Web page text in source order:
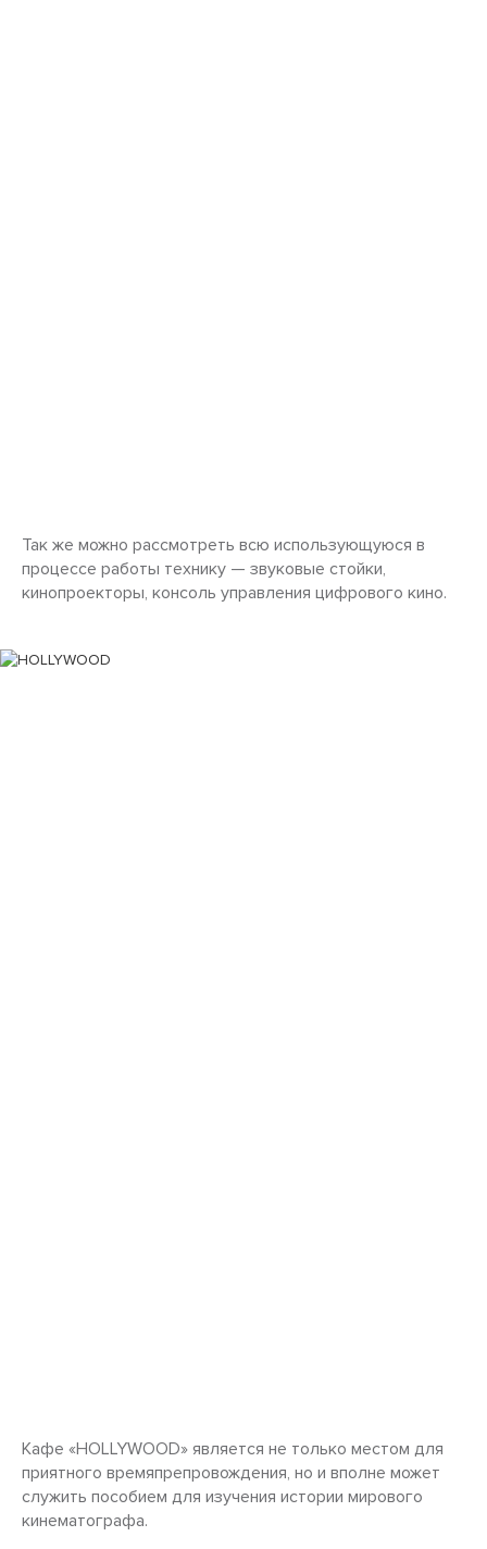
Так же можно рассмотреть всю использующуюся в
процессе работы технику — звуковые стойки,
кинопроекторы, консоль управления цифрового кино.
Кафе «HOLLYWOOD» является не только местом для
приятного времяпрепровождения, но и вполне может
служить пособием для изучения истории мирового
кинематографа.